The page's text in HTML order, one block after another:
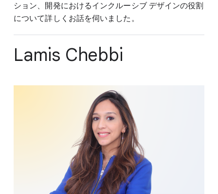
ション、開発におけるインクルーシブ デザインの役割
について詳しくお話を伺いました。
Lamis Chebbi